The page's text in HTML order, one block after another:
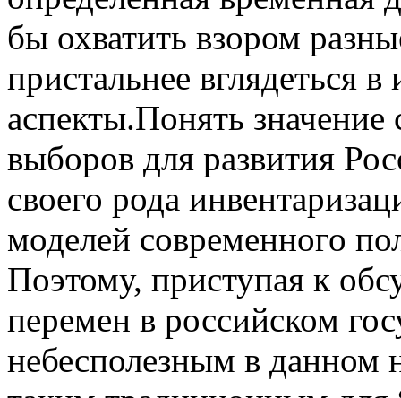
бы охватить взором
пристальнее вглядеться
аспекты.Понять значение
выборов для развития
своего рода
моделей современного
Поэтому, приступая к
перемен в российском
небесполезным в данном